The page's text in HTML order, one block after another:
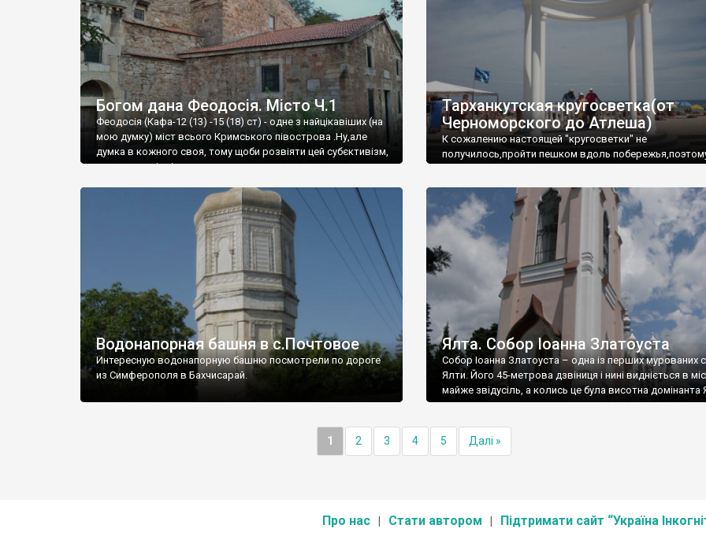
Богом дана Феодосія. Місто Ч.1
Феодосія (Кафа-12 (13) -15 (18) ст) - одне з найцікавіших (на
мою думку) міст всього Кримського півострова .Ну,але
думка в кожного своя, тому щоби розвіяти цей субєктивізм,
запрошую відвідати це
Тарханкутская кругосветка(от
Черноморского до Атлеша)
К сожалению настоящей "кругосветки" не
получилось,пройти пешком вдоль
Водонапорная башня в с.Почтовое
Интересную водонапорную башню посмотрели по дороге
из Симферополя в Бахчисарай.
Ялта. Собор Іоанна Златоуста
Собор Іоанна Златоуста – одна із перших мурованих
Ялти. Його 45-метрова дзвіниця і нині видніється в
майже звідусіль, а колись це була висотна домінанта
1 2 3 4 5 Далі »
Про нас Стати автором Підтримати сайт “Україна